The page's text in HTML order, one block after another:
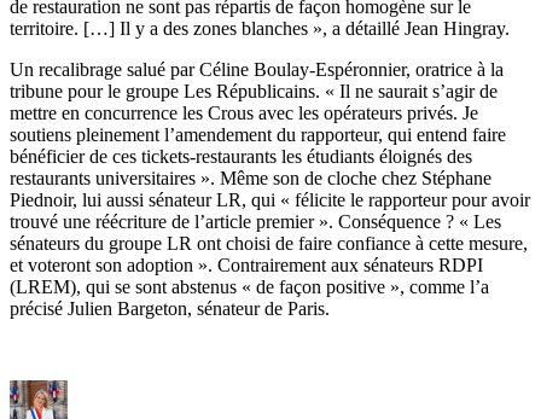
de restauration ne sont pas répartis de façon homogène sur le
territoire. […] Il y a des zones blanches », a détaillé Jean Hingray.
Un recalibrage salué par Céline Boulay-Espéronnier, oratrice à la
tribune pour le groupe Les Républicains. « Il ne saurait s’agir de
mettre en concurrence les Crous avec les opérateurs privés. Je
soutiens pleinement l’amendement du rapporteur, qui entend faire
bénéficier de ces tickets-restaurants les étudiants éloignés des
restaurants universitaires ». Même son de cloche chez Stéphane
Piednoir, lui aussi sénateur LR, qui « félicite le rapporteur pour avoir
trouvé une réécriture de l’article premier ». Conséquence ? « Les
sénateurs du groupe LR ont choisi de faire confiance à cette mesure,
et voteront son adoption ». Contrairement aux sénateurs RDPI
(LREM), qui se sont abstenus « de façon positive », comme l’a
précisé Julien Bargeton, sénateur de Paris.